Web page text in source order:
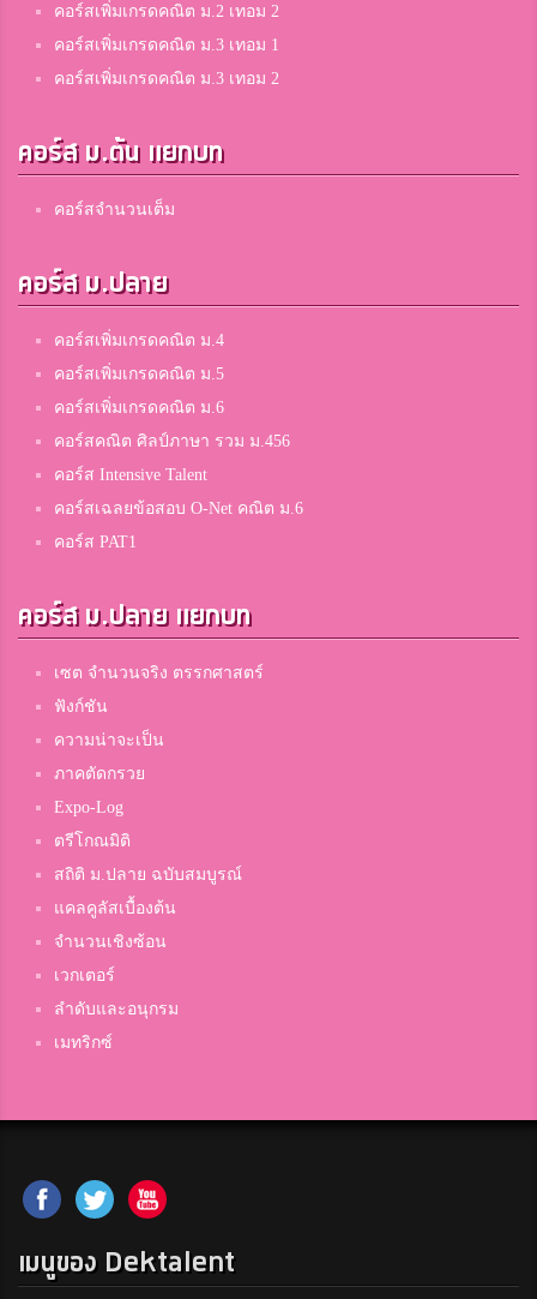
LukTarn
ราชวินิตบางเขน
Pawanrat Sirirot
เวียงป่าเป้าวิทยาคม
วรวรรณ พงษ์สำราญ
เบญจมเทพอุทิศ
กัน
มามุ
สตรีวิทยา
Danial Mayuming
สุไหงโกลก
อรุษ ตั้งจิตรเจริญ
Gige
สิรินธรราชวิทยาลัย
คอร์สเพิ่มเกรดคณิต ม.2 เทอม 2
คอร์สเพิ่มเกรดคณิต ม.3 เทอม 1
คอร์สเพิ่มเกรดคณิต ม.3 เทอม 2
คอร์ส ม.ต้น แยกบท
คอร์สจำนวนเต็ม
คอร์ส ม.ปลาย
คอร์สเพิ่มเกรดคณิต ม.4
คอร์สเพิ่มเกรดคณิต ม.5
คอร์สเพิ่มเกรดคณิต ม.6
คอร์สคณิต ศิลป์ภาษา รวม ม.456
คอร์ส Intensive Talent
คอร์สเฉลยข้อสอบ O-Net คณิต ม.6
คอร์ส PAT1
คอร์ส ม.ปลาย แยกบท
เซต จำนวนจริง ตรรกศาสตร์
ฟังก์ชัน
ความน่าจะเป็น
ภาคตัดกรวย
Expo-Log
ตรีโกณมิติ
สถิติ ม.ปลาย ฉบับสมบูรณ์
แคลคูลัสเบื้องต้น
จำนวนเชิงซ้อน
เวกเตอร์
ลำดับและอนุกรม
เมทริกซ์
เมนูของ Dektalent